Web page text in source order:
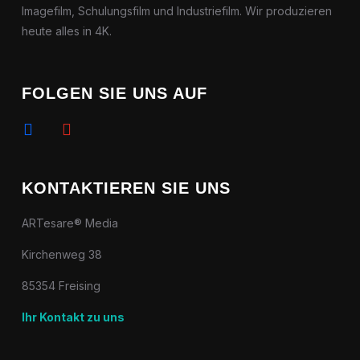
Imagefilm, Schulungsfilm und Industriefilm. Wir produzieren
heute alles in 4K.
FOLGEN SIE UNS AUF
facebookyoutube
KONTAKTIEREN SIE UNS
ARTesare® Media
Kirchenweg 38
85354 Freising
Ihr Kontakt zu uns